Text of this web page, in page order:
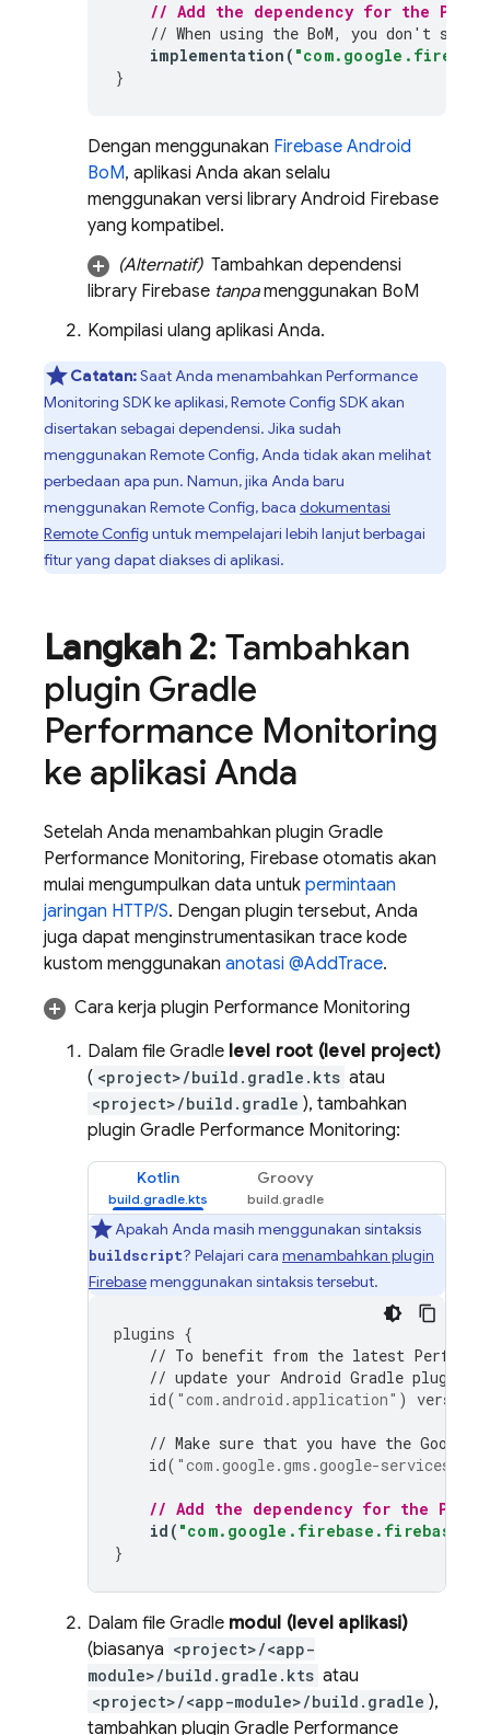
// Add the dependency for the
// When using the BoM, you don't
implementation (
}
Dengan menggunakan Firebase Android
BoM, aplikasi Anda akan selalu
menggunakan versi library Android Firebase
yang kompatibel.
(Alternatif)Tambahkan dependensi
library Firebase tanpamenggunakan BoM
Kompilasi ulang aplikasi Anda.
Catatan:Saat Anda menambahkan Performance
Monitoring SDK ke aplikasi,Remote Config SDK akan
disertakan sebagai dependensi. Jika sudah
menggunakan Remote Config, Anda tidak akan melihat
perbedaan apa pun. Namun, jika Anda baru
menggunakan Remote Config, baca dokumentasi
Remote Config untuk mempelajari lebih lanjut berbagai
fitur yang dapat diakses di aplikasi.
Langkah 2: Tambahkan
plugin Gradle
Performance Monitoring
ke aplikasi Anda
Setelah Anda menambahkan plugin Gradle
Performance Monitoring, Firebase otomatis akan
mulai mengumpulkan data untuk permintaan
jaringan HTTP/S. Dengan plugin tersebut, Anda
juga dapat menginstrumentasikan trace kode
kustom menggunakan anotasi @AddTrace.
Cara kerja plugin Performance Monitoring
Dalam file Gradle level root (level project)
( <project>/build.gradle.kts atau
<project>/build.gradle ), tambahkan
plugin Gradle Performance Monitoring:
Kotlin Groovy
Apakah Anda masih menggunakan sintaksis
buildscript? Pelajari cara menambahkan plugin
Firebasemenggunakan sintaksis tersebut.
plugins {
// To benefit from the latest
// update your Android Gradle plugin
id( "com.android.application" ) version
// Make sure that you have the Google
id( "com.google.gms.google-services"
// Add the dependency for the
id ( "com.google.firebase.firebase-
}
Dalam file Gradle modul (level aplikasi)
(biasanya <project>/<app-
module>/build.gradle.kts atau
<project>/<app-module>/build.gradle ),
tambahkan plugin Gradle Performance